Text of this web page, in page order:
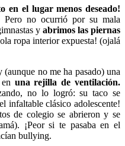
en el lugar menos deseado!
Pero no ocurrió por su mala
yabrimos las piernas
ropa interior expuesta! (ojalá
(aunque no me ha pasado) una
una rejilla de ventilación.
no lo logró: su taco se
infaltable clásico adolescente!
de colegio se abrieron y se
¡Peor si te pasaba en el
bullying.